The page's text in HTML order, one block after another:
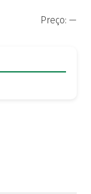
Preço: —